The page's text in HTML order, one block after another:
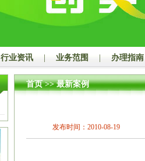
行业资讯 业务范围 办理指南
首页>>最新案例
发布时间：2010-08-19